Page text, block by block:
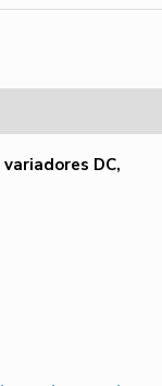
variadores DC,